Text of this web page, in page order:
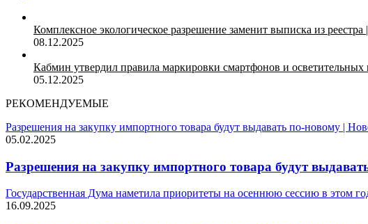
Комплексное экологическое разрешение заменит выписка из
08.12.2025
Кабмин утвердил правила маркировки смартфонов и
05.12.2025
РЕКОМЕНДУЕМЫЕ
Разрешения на закупку импортного товара будут выдавать по-новому |
05.02.2025
Разрешения на закупку импортного товара будут
Государственная Дума наметила приоритеты на осеннюю сессию в этом
16.09.2025